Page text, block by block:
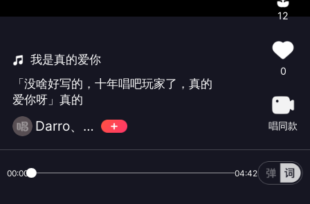
我是真的爱你
「没啥好写的，十年唱吧玩家了，真的
爱你呀」真的
Darro、苏破门
12
0
唱同款
00:00 04:42